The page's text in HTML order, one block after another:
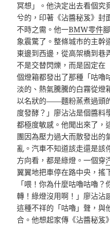
冥想」。他決定出去看個究
兮的，印著《沾醬秘笈》封
不時之需。他一BMW零件
象震驚了。整條城市的主幹
東邊到西邊，從高架橋到巷
不是交替閃爍，而是固定在
個燈箱都發出了那種「咕嚕
淡的、熱氣騰騰的白霧從燈
以名狀的——麵粉蒸煮過頭
度發酵？」廖沾沾是個醬料
都極度敏感。他聞出來了，
團因為壓力過大而散發出的
亂。汽車不知道該走還是該
方向看，都是綠燈。一個穿
翼翼地把車停在路中央，搖
「喂！你為什麼咕嚕咕嚕
轉！綠燈沒用啊！」廖沾沾
這種不祥的「咕嚕」聲，與
合。他想起家傳《沾醬秘笈